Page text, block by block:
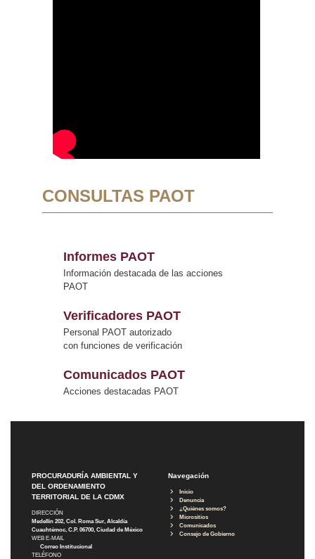
CONSULTAS PAOT
Informes PAOT
Información destacada de las acciones
PAOT
Verificadores PAOT
Personal PAOT autorizado
con funciones de verificación
Comunicados PAOT
Acciones destacadas PAOT
PROCURADURÍA AMBIENTAL Y
DEL ORDENAMIENTO
TERRITORIAL DE LA CDMX
DIRECCIÓN
Medellín 202, Col. Roma Sur, Alcaldía
Cuauhtémoc, C.P. 06700, Ciudad de México
WEB E-MAIL
Correo Institucional
TELÉFONO
Navegación
Inicio
Denuncia
¿Quiénes somos?
Micrositios
Comunicados
Consejo de Gobierno